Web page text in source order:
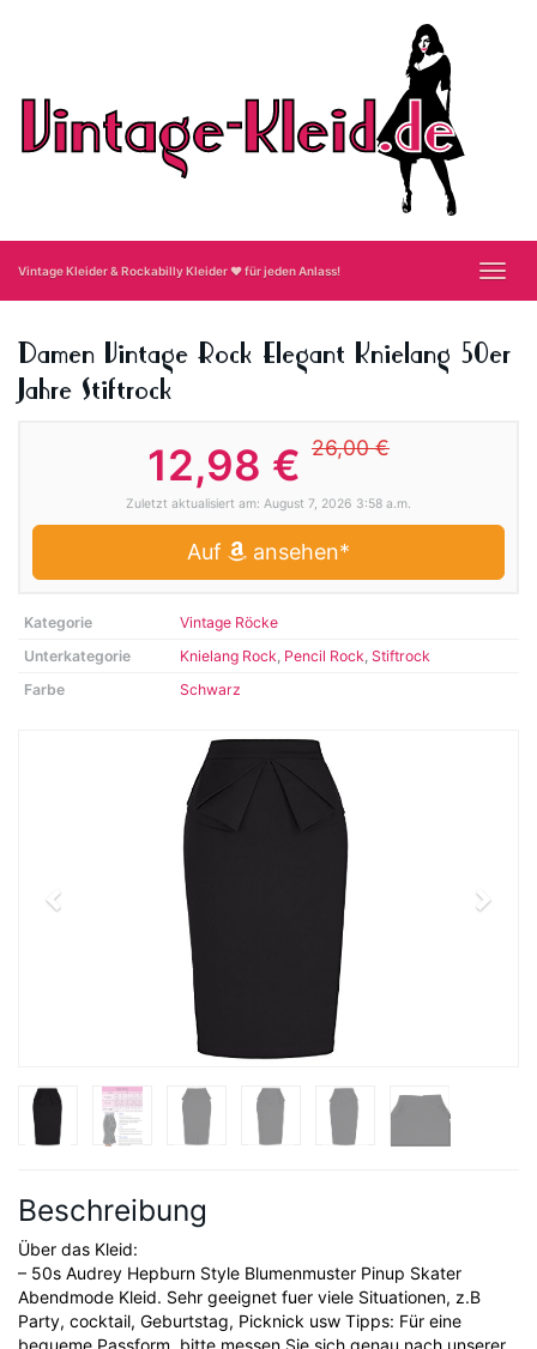
Vintage Kleider & Rockabilly Kleider ❤ für jeden Anlass!
Damen Vintage Rock Elegant Knielang 50er
Jahre Stiftrock
12,98 € 26,00 €
Zuletzt aktualisiert am: August 7, 2026 3:58 a.m.
Auf ansehen*
Kategorie
Vintage Röcke
Unterkategorie
Knielang Rock, Pencil Rock, Stiftrock
Farbe
Schwarz
Beschreibung
Über das Kleid:
– 50s Audrey Hepburn Style Blumenmuster Pinup Skater
Abendmode Kleid. Sehr geeignet fuer viele Situationen, z.B
Party, cocktail, Geburtstag, Picknick usw Tipps: Für eine
bequeme Passform, bitte messen Sie sich genau nach unserer